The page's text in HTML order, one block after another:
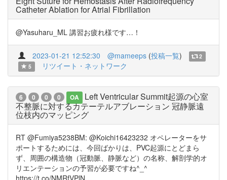
Catheter Ablation for Atrial Fibrillation
@Yasuharu_ML 講習お疲れ様です…！
2023-01-21 12:52:30 @mameeps (投稿一覧)
2
5
リツイート・ネットワーク
6 0 0 0 OA
Left Ventricular Summit起源の心室
不整脈に対するカテーテルアブレーション 冠静脈遠
位枝内のマッピング
RT @Fumiya5238BM: @Koichi16423232 オペレーターをサ
ポートするためには、今回ばかりは、PVC起源にとどまら
ず、周囲の構造物（冠動脈、静脈など）の名称、解剖学的オ
リエンテーションの予習が必要ですね^_^
https://t.co/NMRfVPlN…